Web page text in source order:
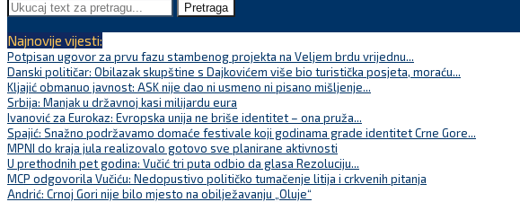
Pretraga
Najnovije vijesti:
Potpisan ugovor za prvu fazu stambenog projekta na Veljem brdu vrijednu...
Danski političar: Obilazak skupštine s Dajkovićem više bio turistička posjeta, moraću...
Kljajić obmanuo javnost: ASK nije dao ni usmeno ni pisano mišljenje...
Srbija: Manjak u državnoj kasi milijardu eura
Ivanović za Eurokaz: Evropska unija ne briše identitet – ona pruža...
Spajić: Snažno podržavamo domaće festivale koji godinama grade identitet Crne Gore...
MPNI do kraja jula realizovalo gotovo sve planirane aktivnosti
U prethodnih pet godina: Vučić tri puta odbio da glasa Rezoluciju...
MCP odgovorila Vučiću: Nedopustivo političko tumačenje litija i crkvenih pitanja
Andrić: Crnoj Gori nije bilo mjesto na obilježavanju „Oluje“